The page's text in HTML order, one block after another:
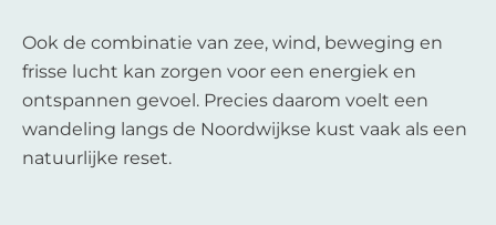
Ook de combinatie van zee, wind, beweging en
frisse lucht kan zorgen voor een energiek en
ontspannen gevoel. Precies daarom voelt een
wandeling langs de Noordwijkse kust vaak als een
natuurlijke reset.